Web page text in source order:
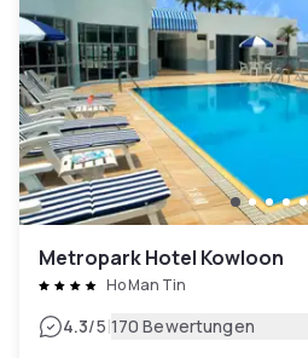
Metropark Hotel Kowloon
Ho Man Tin
4.3/5|170 Bewertungen